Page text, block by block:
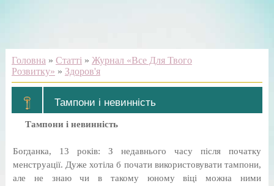
Головна » Статті » Журнал «Все Для Твого
Розвитку» » Здоров'я
Тампони і невинність
Тампони і невинність
Богданка, 13 років: З недавнього часу після початку
менструації. Дуже хотіла б почати використовувати тампони,
але не знаю чи в такому юному віці можна ними